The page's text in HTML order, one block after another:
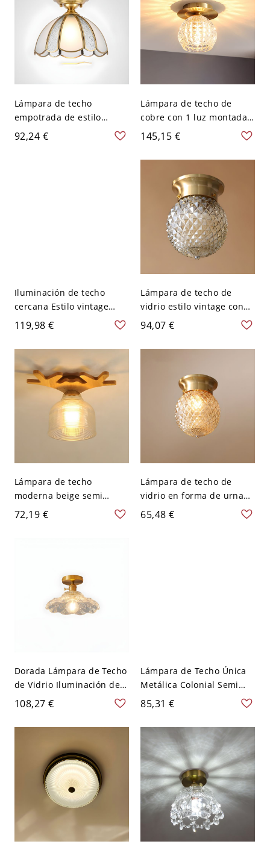
Lámpara de techo
empotrada de estilo
colonial con forma
geométrica de vidrio y 1
92,24 €
Lámpara de techo de
cobre con 1 luz montada
en el techo en bronce,
estilo colonial de
geometría - 110 A 120 V
145,15 €
Iluminación de techo
cercana Estilo vintage
Pantalla de vidrio
semicircular en latón -
110 A 120 V Piña
119,98 €
Lámpara de techo de
vidrio estilo vintage con
sombra de latón para
pasillo - 110 A 120 V Piña
94,07 €
Lámpara de techo
moderna beige semi
empotrada con sombra de
madera - 110 A 120 V
72,19 €
Lámpara de techo de
vidrio en forma de urna
de simplicidad moderna
para interiores en pasillos
65,48 €
Dorada Lámpara de Techo
de Vidrio Iluminación de
Techo Colonial 1 Cabeza
de Flor - Dorado 110 A 120
V 20,32 cm
108,27 €
Lámpara de Techo Única
Metálica Colonial Semi
Plafón Dorado con
Pantalla de Vidrio Claro -
Dorado 110 A 120 V Flor
85,31 €